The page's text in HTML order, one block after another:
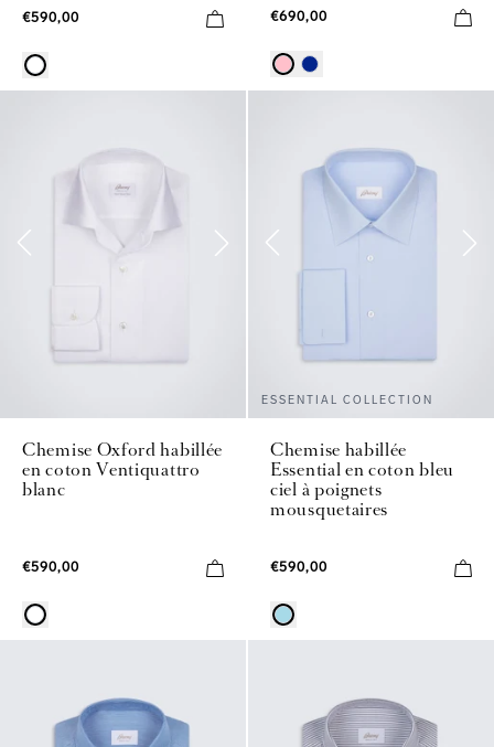
€590,00 €690,00
Chemise Oxford habillée
en coton Ventiquattro
blanc
€590,00
ESSENTIAL COLLECTION
Chemise habillée
Essential en coton bleu
ciel à poignets
mousquetaires
€590,00